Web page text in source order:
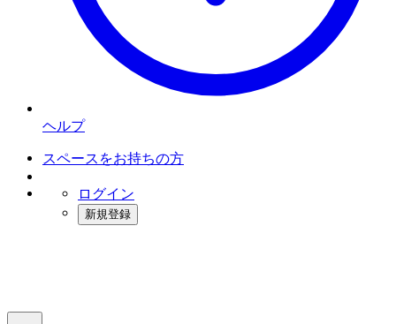
ヘルプ
スペースをお持ちの方
ログイン
新規登録